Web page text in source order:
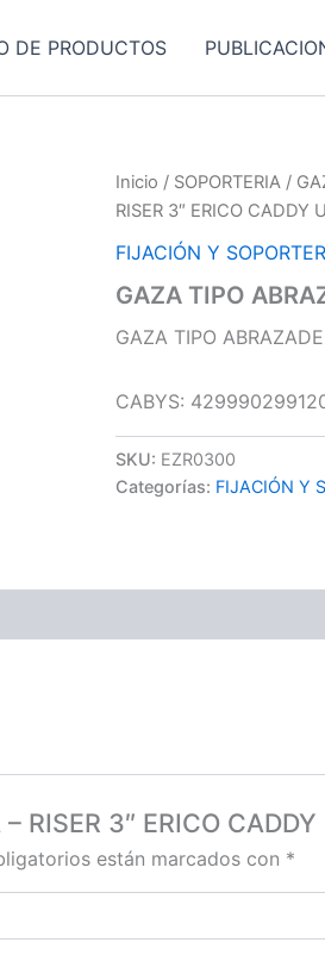
DE PRODUCTOS
Inicio / SOPORTERIA /
RISER 3″ ERICO CADDY
FIJACIÓN Y
GAZA TIPO
GAZA TIPO
CABYS:
SKU: EZR0300
Categorías: FIJACIÓN Y
RISER 3″ ERICO CADDY
están marcados con *